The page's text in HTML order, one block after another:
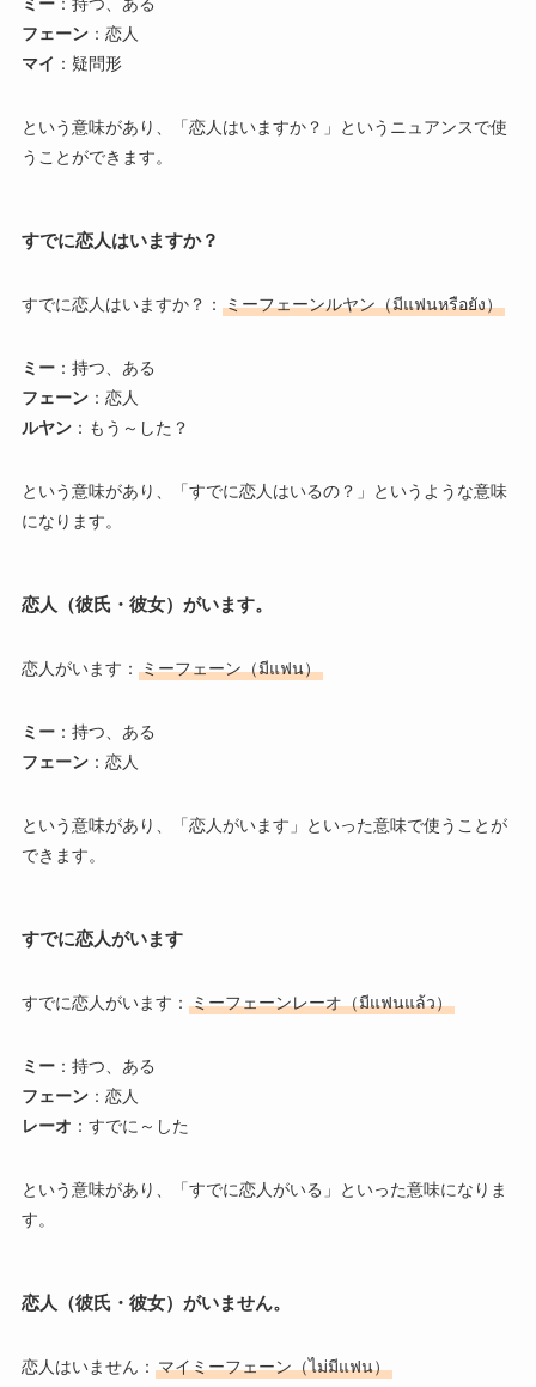
フェーン：恋人
マイ ：疑問形
という意味があり、「恋人はいますか？」というニュアンスで使
うことができます。
すでに恋人はいますか？
すでに恋人はいますか？： ミーフェーンルヤン（มีแฟนหรือยัง）
ミー：持つ、ある
フェーン：恋人
ルヤン：もう～した？
という意味があり、「すでに恋人はいるの？」というような意味
になります。
恋人（彼氏・彼女）がいます。
恋人がいます： ミーフェーン（มีแฟน）
ミー：持つ、ある
フェーン：恋人
という意味があり、「恋人がいます」といった意味で使うことが
できます。
すでに恋人がいます
すでに恋人がいます： ミーフェーンレーオ（มีแฟนแล้ว）
ミー：持つ、ある
フェーン：恋人
レーオ ：すでに～した
という意味があり、「すでに恋人がいる」といった意味になりま
す。
恋人（彼氏・彼女）がいません。
恋人はいません： マイミーフェーン（ไม่มีแฟน）